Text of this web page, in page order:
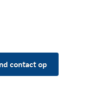
contact op